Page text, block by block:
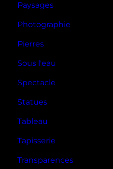
Paysages
Photographie
Pierres
Sous l'eau
Spectacle
Statues
Tableau
Tapisserie
Transparences